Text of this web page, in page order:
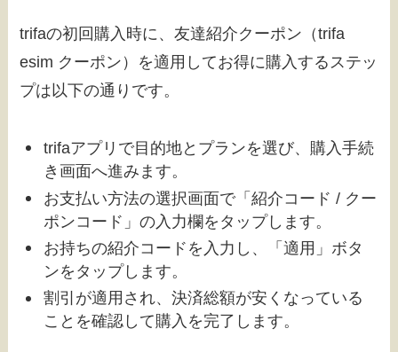
trifaの初回購入時に、友達紹介クーポン（trifa
esim クーポン）を適用してお得に購入するステッ
プは以下の通りです。
trifaアプリで目的地とプランを選び、購入手続
き画面へ進みます。
お支払い方法の選択画面で「紹介コード / クー
ポンコード」の入力欄をタップします。
お持ちの紹介コードを入力し、「適用」ボタ
ンをタップします。
割引が適用され、決済総額が安くなっている
ことを確認して購入を完了します。